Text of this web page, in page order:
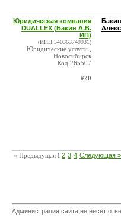
Юридическая компания
DUALLEX (Бакин А.В.
ИП)
(ИНН:540363749931)
Юридические услуги ,
Новосибирск
Код:265507
#20
Бакин
« Предыдущая 1 2 3 4 Следующая »
Администрация сайта не несет